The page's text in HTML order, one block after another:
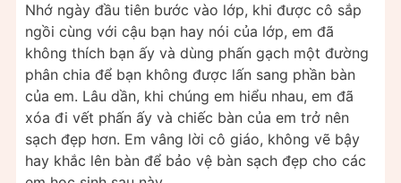
Nhớ ngày đầu tiên bước vào lớp, khi được cô sắp
ngồi cùng với cậu bạn hay nói của lớp, em đã
không thích bạn ấy và dùng phấn gạch một đường
phân chia để bạn không được lấn sang phần bàn
của em. Lâu dần, khi chúng em hiểu nhau, em đã
xóa đi vết phấn ấy và chiếc bàn của em trở nên
sạch đẹp hơn. Em vâng lời cô giáo, không vẽ bậy
hay khắc lên bàn để bảo vệ bàn sạch đẹp cho các